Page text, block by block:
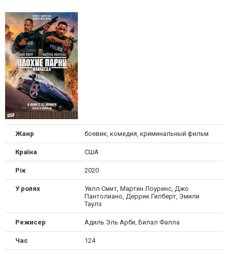
Жанр боевик, комедия, криминальный фильм
Країна США
Рік 2020
У ролях
Уилл Смит, Мартин Лоуренс, Джо
Пантолиано, Деррик Гилберт, Эмили
Таулз
Режисер Адиль Эль Арби, Билал Фалла
Час 124